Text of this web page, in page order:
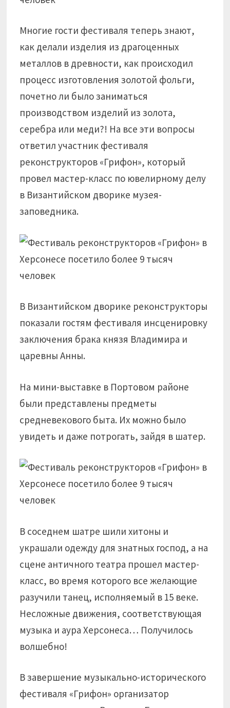
Многие гости фестиваля теперь знают,
как делали изделия из драгоценных
металлов в древности, как происходил
процесс изготовления золотой фольги,
почетно ли было заниматься
производством изделий из золота,
серебра или меди?! На все эти вопросы
ответил участник фестиваля
реконструкторов «Грифон», который
провел мастер-класс по ювелирному делу
в Византийском дворике музея-
заповедника.
В Византийском дворике реконструкторы
показали гостям фестиваля инсценировку
заключения брака князя Владимира и
царевны Анны.
На мини-выставке в Портовом районе
были представлены предметы
средневекового быта. Их можно было
увидеть и даже потрогать, зайдя в шатер.
В соседнем шатре шили хитоны и
украшали одежду для знатных господ, а на
сцене античного театра прошел мастер-
класс, во время которого все желающие
разучили танец, исполняемый в 15 веке.
Несложные движения, соответствующая
музыка и аура Херсонеса… Получилось
волшебно!
В завершение музыкально-исторического
фестиваля «Грифон» организатор